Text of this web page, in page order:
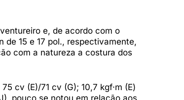
e, de acordo com o
de 15 e 17 pol., respectivamente,
com a natureza a costura dos
cv (E)/71 cv (G); 10,7 kgf·m (E)
pouco se notou em relação aos